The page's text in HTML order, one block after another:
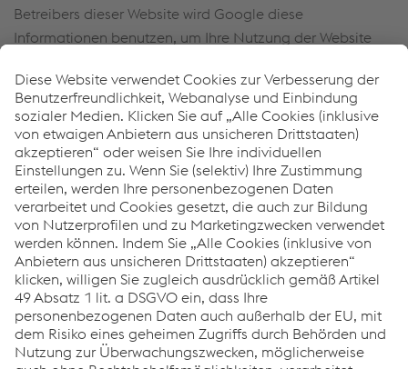
Betreibers dieser Website wird Google diese
Informationen benutzen, um Ihre Nutzung der Website
zusammenzustellen und um weitere mit der
Websitenutzung und der Internetnutzung verbundene
Dienstleistungen gegenüber dem Websitebetreiber zu
erbringen. Die im Rahmen von Google Analytics von
Ihrem Browser übermittelte IP-Adresse wird nicht mit
anderen Daten von Google zusammengeführt. Sie
können die Speicherung der Cookies durch eine
entsprechende Einstellung Ihrer Browser-Software
verhindern; wir weisen Sie jedoch darauf hin, dass Sie in
diesem Fall gegebenenfalls nicht sämtliche Funktionen
dieser Website vollumfänglich werden nutzen können. Sie
können darüber hinaus die Erfassung der durch das